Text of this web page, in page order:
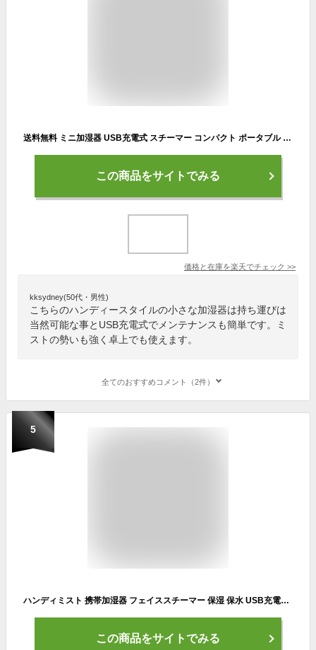
送料無料 ミニ加湿器 USB充電式 スチーマー コンパクト ポータブル 加湿器 携帯用 持ち運び 卓上 光る 保湿 ミスト 潤う かわいい おしゃれ オフィス 卓上 ハンディ サイズ
この商品をサイトでみる
価格と在庫を楽天でチェック >>
kksydney(50代・男性)
こちらのハンディースタイルの小さな加湿器は持ち運びは
当然可能な事とUSB充電式でメンテナンスも簡単です。ミ
ストの勢いも強く卓上でも使えます。
全てのおすすめコメント（2件）
5
ハンディミスト 携帯加湿器 フェイススチーマー 保湿 保水 USB充電式 コードレス コンパクト 小型 静音 空焚き防止 加湿器 美顔器 化粧水 ナノ 微粒子 美容 乾燥対策 寝室 リビング オフィス アウトドア TP98
この商品をサイトでみる